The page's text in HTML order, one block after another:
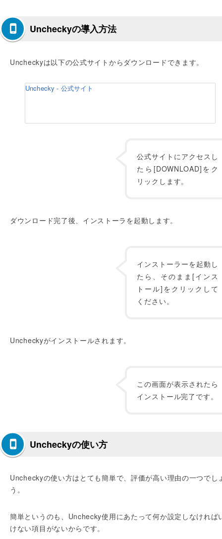
Uncheckyの導入方法
Uncheckyは以下の公式サイトからダウンロードできます。
Unchecky - 公式サイト
公式サイトにアクセスし
たら[DOWNLOAD]をク
リックします。
ダウンロード完了後、インストーラを起動します。
インストーラーを起動し
たら、そのまま[インス
トール]をクリックして
ください。
Uncheckyがインストールされます。
この画面が表示されたら
インストール完了です。
Uncheckyの使い方
Uncheckyの使い方はとても簡単で、評価が高い理由の一つでし
う。
簡単というのも、Unchecky使用にあたって何か設定しなければ
けない項目がないからです。